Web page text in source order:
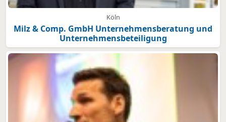
Köln
Milz & Comp. GmbH Unternehmensberatung und
Unternehmensbeteiligung